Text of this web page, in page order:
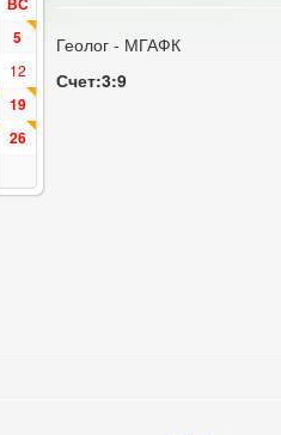
5
12
19
26
Геолог - МГАФК
Счет:3:9